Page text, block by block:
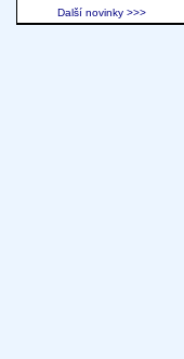
Další novinky >>>